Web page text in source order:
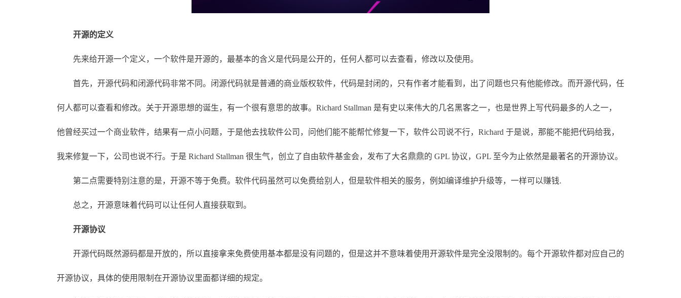
开源的定义
先来给开源一个定义，一个软件是开源的，最基本的含义是代码是公开的，任何人都可以去查看，修改以及使用。
首先，开源代码和闭源代码非常不同。闭源代码就是普通的商业版权软件，代码是封闭的，只有作者才能看到，出了问题也只有他能修改。而开源代码，任
何人都可以查看和修改。关于开源思想的诞生，有一个很有意思的故事。Richard Stallman 是有史以来伟大的几名黑客之一，也是世界上写代码最多的人之一，
他曾经买过一个商业软件，结果有一点小问题，于是他去找软件公司，问他们能不能帮忙修复一下，软件公司说不行，Richard 于是说，那能不能把代码给我，
我来修复一下，公司也说不行。于是 Richard Stallman 很生气，创立了自由软件基金会，发布了大名鼎鼎的 GPL 协议，GPL 至今为止依然是最著名的开源协议。
第二点需要特别注意的是，开源不等于免费。软件代码虽然可以免费给别人，但是软件相关的服务，例如编译维护升级等，一样可以赚钱.
总之，开源意味着代码可以让任何人直接获取到。
开源协议
开源代码既然源码都是开放的，所以直接拿来免费使用基本都是没有问题的，但是这并不意味着使用开源软件是完全没限制的。每个开源软件都对应自己的
开源协议，具体的使用限制在开源协议里面都详细的规定。